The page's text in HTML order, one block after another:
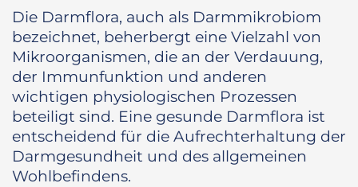
Die Darmflora, auch als Darmmikrobiom
bezeichnet, beherbergt eine Vielzahl von
Mikroorganismen, die an der Verdauung,
der Immunfunktion und anderen
wichtigen physiologischen Prozessen
beteiligt sind. Eine gesunde Darmflora ist
entscheidend für die Aufrechterhaltung der
Darmgesundheit und des allgemeinen
Wohlbefindens.